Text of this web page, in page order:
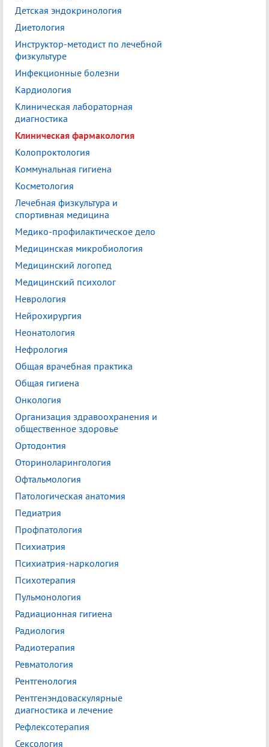
Детская эндокринология
Диетология
Инструктор-методист по лечебной
физкультуре
Инфекционные болезни
Кардиология
Клиническая лабораторная
диагностика
Клиническая фармакология
Колопроктология
Коммунальная гигиена
Косметология
Лечебная физкультура и
спортивная медицина
Медико-профилактическое дело
Медицинская микробиология
Медицинский логопед
Медицинский психолог
Неврология
Нейрохирургия
Неонатология
Нефрология
Общая врачебная практика
Общая гигиена
Онкология
Организация здравоохранения и
общественное здоровье
Ортодонтия
Оториноларингология
Офтальмология
Патологическая анатомия
Педиатрия
Профпатология
Психиатрия
Психиатрия-наркология
Психотерапия
Пульмонология
Радиационная гигиена
Радиология
Радиотерапия
Ревматология
Рентгенология
Рентгенэндоваскулярные
диагностика и лечение
Рефлексотерапия
Сексология